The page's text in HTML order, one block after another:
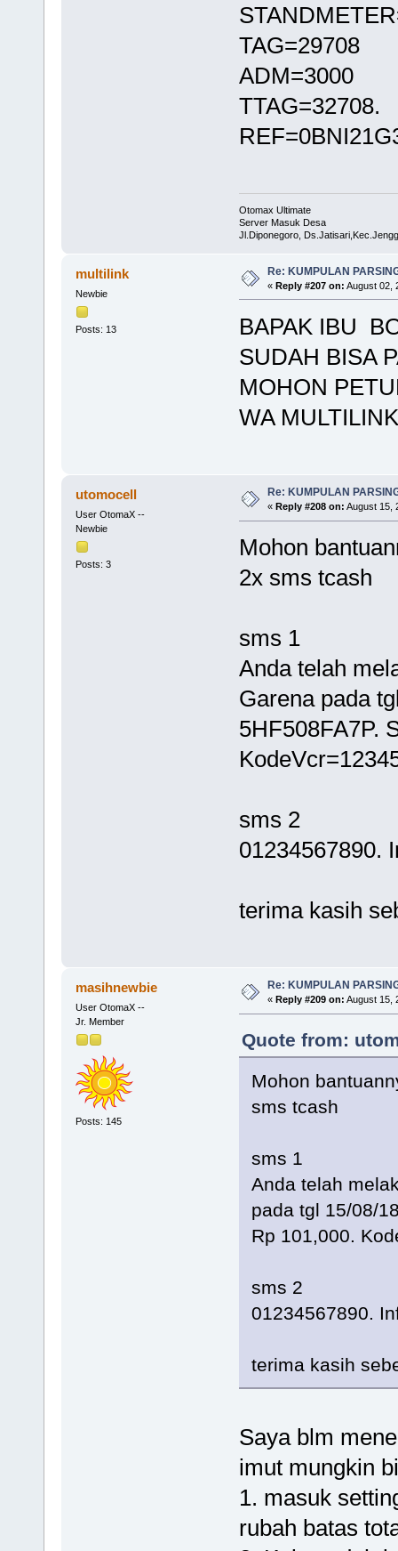
TAG=29708
ADM=3000
TTAG=32708.
Otomax Ultimate
Server Masuk Desa
Jl.Diponegoro,
multilink
Newbie
Posts: 13
Re: KUMPULAN
« Reply #207 on: August 02,
BAPAK IBU
SUDAH BISA
MOHON
WA
utomocell
User OtomaX --
Newbie
Posts: 3
Re: KUMPULAN
« Reply #208 on: August 15,
Mohon
2x sms tcash
sms 1
Anda telah
Garena pada
5HF508FA7P.
sms 2
01234567890.
terima kasih
masihnewbie
User OtomaX --
Jr. Member
Posts: 145
Re: KUMPULAN
« Reply #209 on: August 15,
Quote from:
Mohon
sms tcash
sms 1
Anda telah
pada tgl 15/08/
Rp 101,000.
sms 2
01234567890.
terima kasih
Saya blm
imut mungkin
1. masuk
rubah batas